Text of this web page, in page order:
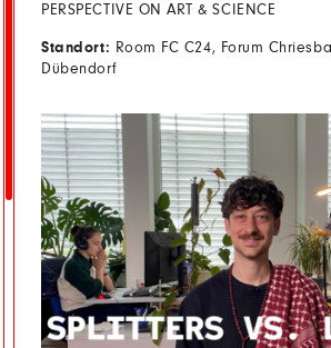
PERSPECTIVE ON ART & SCIENCE
Standort: Room FC C24, Forum
Dübendorf